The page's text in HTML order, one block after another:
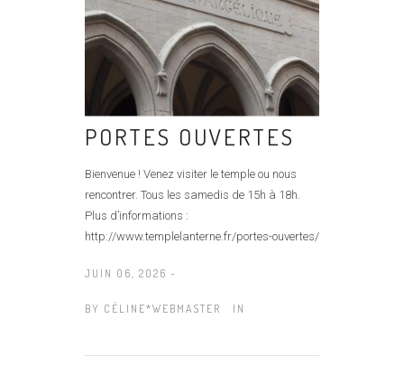
PORTES OUVERTES
Bienvenue ! Venez visiter le temple ou nous
rencontrer. Tous les samedis de 15h à 18h.
Plus d’informations :
http://www.templelanterne.fr/portes-ouvertes/
JUIN 06, 2026 -
BY CÉLINE*WEBMASTER IN